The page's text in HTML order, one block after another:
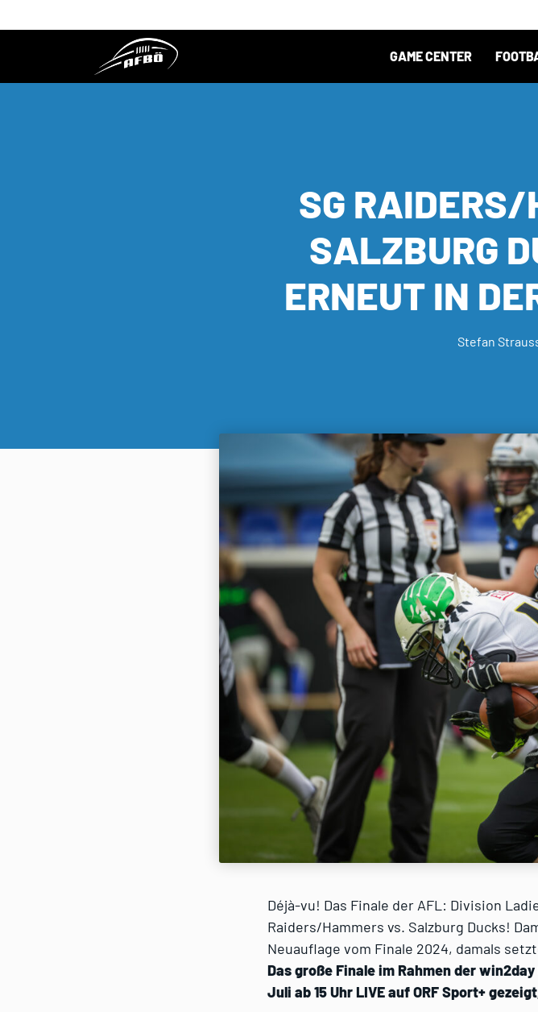
GAME CENTER
SG RAIDERS/
SALZBURG
ERNEUT IN
Stefan
Déjà-vu! Das Finale der AFL: Division
Raiders/Hammers vs. Salzburg Ducks!
Neuauflage vom Finale 2024, damals
Das große Finale im Rahmen der
Juli ab 15 Uhr LIVE auf ORF Sport+